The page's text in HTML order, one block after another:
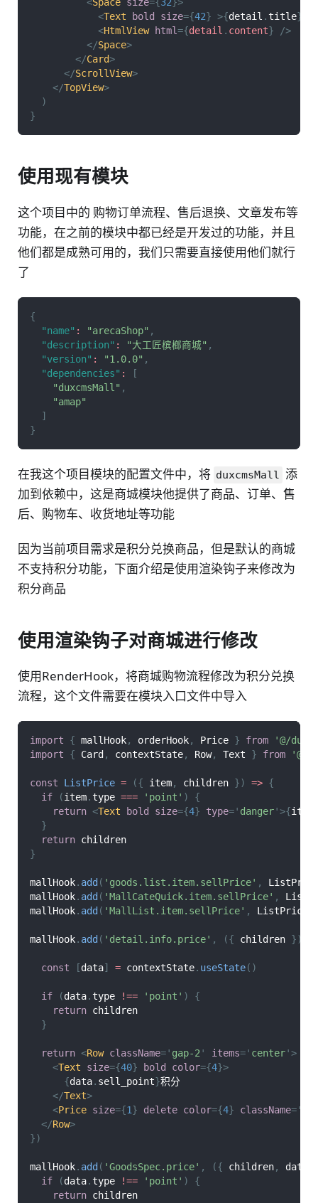
<Text bold size={42} >{detail . title}
<HtmlView html={detail . content}
/>
</Space>
</Card>
</ScrollView>
</TopView>
)
}
使用现有模块
这个项目中的 购物订单流程、售后退换、文章发布等
功能，在之前的模块中都已经是开发过的功能，并且
他们都是成熟可用的，我们只需要直接使用他们就行
了
{
"name" : "arecaShop" ,
"description" : "大工匠槟榔商城" ,
"version" : "1.0.0" ,
"dependencies" :
[
"duxcmsMall" ,
"amap"
]
}
在我这个项目模块的配置文件中，将 duxcmsMall 添
加到依赖中，这是商城模块他提供了商品、订单、售
后、购物车、收货地址等功能
因为当前项目需求是积分兑换商品，但是默认的商城
不支持积分功能，下面介绍是使用渲染钩子来修改为
积分商品
使用渲染钩子对商城进行修改
使用RenderHook，将商城购物流程修改为积分兑换
流程，这个文件需要在模块入口文件中导入
import { mallHook, orderHook, Price } from
'@/
import
{ Card , contextState, Row, Text } from '@/
const ListPrice = ({ item, children }) => {
if
(item. type === 'point' )
{
return <Text bold size={4} type=' danger'>{item
}
return children
}
mallHook. add ( 'goods.list.item.sellPrice' ,
mallHook. add ( 'MallCateQuick.item.sellPrice' ,
mallHook. add ( 'MallList.item.sellPrice' , ListPrice
mallHook. add ( 'detail.info.price' , ({ children })
const [data] = contextState. useState( )
if (data. type !== 'point' )
{
return children
}
return <Row className=' gap-2' items=' center'>
<Text size={40} bold color={4}>
{data. sell_point}积分
</Text>
<Price size={1} delete color={4} className='
</Row>
})
mallHook. add ( 'GoodsSpec.price' , ({ children, data
if
(data. type !== 'point' )
{
return children